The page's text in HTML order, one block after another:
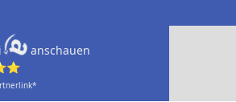
anschauen